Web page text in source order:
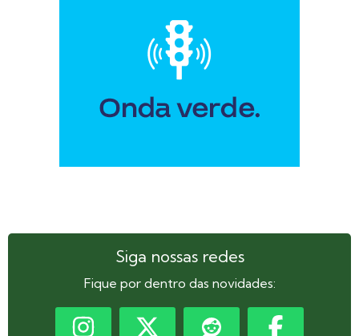
Siga nossas redes
Fique por dentro das novidades: